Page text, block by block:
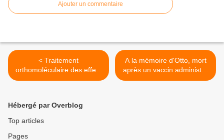
Ajouter un commentaire
< Traitement
orthomoléculaire des effets
secondaires des vaccins
A la mémoire d'Otto, mort
après un vaccin administré
sans le consentement de sa
Hébergé par Overblog
Top articles
Pages